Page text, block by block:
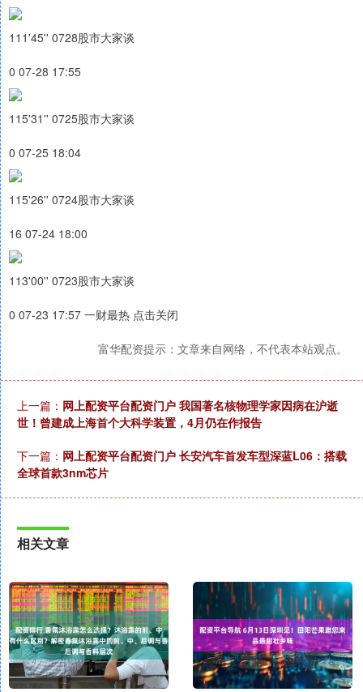
111'45'' 0728股市大家谈
0 07-28 17:55
115'31'' 0725股市大家谈
0 07-25 18:04
115'26'' 0724股市大家谈
16 07-24 18:00
113'00'' 0723股市大家谈
0 07-23 17:57 一财最热 点击关闭
富华配资提示：文章来自网络，不代表本站观点。
上一篇： 网上配资平台配资门户 我国著名核物理学家因病在沪逝
世！曾建成上海首个大科学装置，4月仍在作报告
下一篇： 网上配资平台配资门户 长安汽车首发车型深蓝L06：搭载
全球首款3nm芯片
相关文章